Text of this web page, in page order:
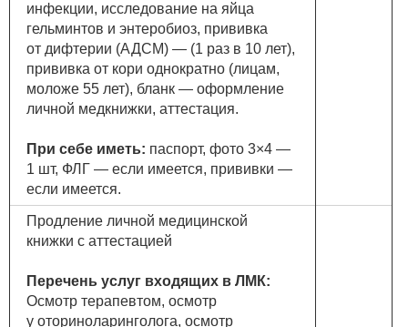
инфекции, исследование на яйца
гельминтов и энтеробиоз, прививка
от дифтерии (АДСМ) — (1 раз в 10 лет),
прививка от кори однократно (лицам,
моложе 55 лет), бланк — оформление
личной медкнижки, аттестация.
При себе иметь: паспорт, фото 3×4 —
1 шт, ФЛГ — если имеется, прививки —
если имеется.
Продление личной медицинской
книжки с аттестацией
Перечень услуг входящих в ЛМК:
Осмотр терапевтом, осмотр
у оториноларинголога, осмотр